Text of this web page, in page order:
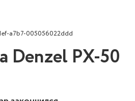
a7b7-005056022ddd
Denzel PX-50